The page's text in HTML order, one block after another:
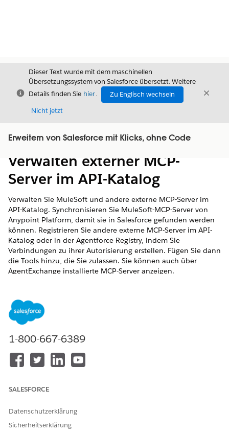
Schließen
Dieser Text wurde mit dem maschinellen
Übersetzungssystem von Salesforce übersetzt. Weitere
Details finden Sie hier.
Zu Englisch wechseln
Nicht jetzt
Erweitern von Salesforce mit Klicks, ohne Code
Inhalt anzeigen
Inhalt
Verwalten externer MCP-
Server im API-Katalog
Verwalten Sie MuleSoft und andere externe MCP-Server im
API-Katalog. Synchronisieren Sie MuleSoft-MCP-Server von
Anypoint Platform, damit sie in Salesforce gefunden werden
können. Registrieren Sie andere externe MCP-Server im API-
Katalog oder in der Agentforce Registry, indem Sie
Verbindungen zu ihrer Autorisierung erstellen. Fügen Sie dann
die Tools hinzu, die Sie zulassen. Sie können auch über
AgentExchange installierte MCP-Server anzeigen.
Verfügbarkeit: Lightning Experience
UnlimitedEdition
Verwalten von MuleSoft-MCP-Servern im API-Katalog
Entdecken Sie MuleSoft-MCP-Server, die in Agentforce
neue und aktualisierte Versionen von MCP-Servern von
Verbindungen für sie und fügen Sie Tools hinzu, die die
Server verwenden dürfen.
1-800-667-6389
SALESFORCE
Datenschutzerklärung
Sicherheitserklärung